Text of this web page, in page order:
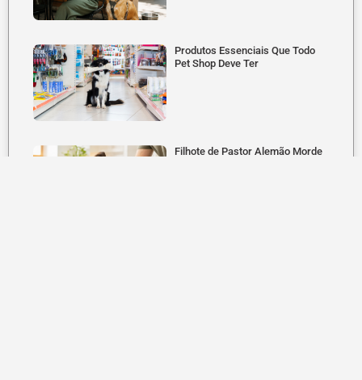
Produtos Essenciais Que Todo
Pet Shop Deve Ter
Filhote de Pastor Alemão Morde